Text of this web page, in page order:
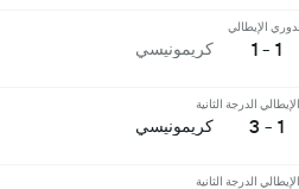
الإيطالي
1 - 1 كريمونيسي
الدرجة الثانية
1 - 3 كريمونيسي
الدرجة الثانية